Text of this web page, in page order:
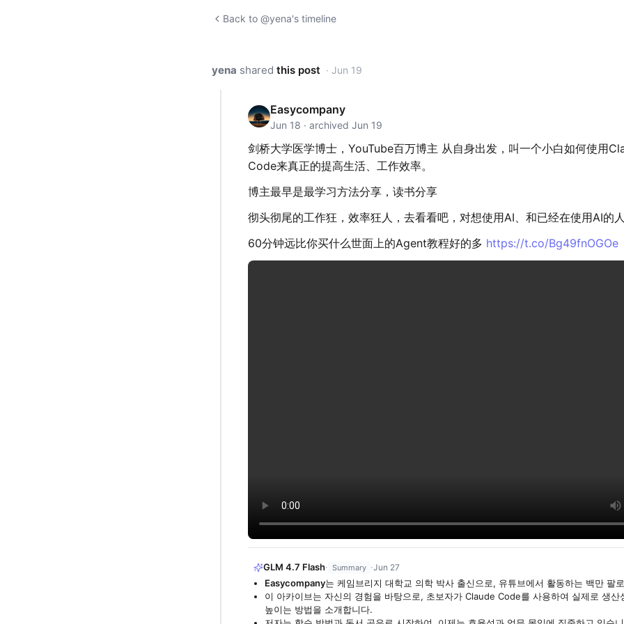
Back to @yena's timeline
yena shared this post · Jun 19
Easycompany
Jun 18 · archived Jun 19
剑桥大学医学博士，YouTube百万博主 从自身出发，叫一个小白如何使用
Code来真正的提高生活、工作效率。
博主最早是最学习方法分享，读书分享
彻头彻尾的工作狂，效率狂人，去看看吧，对想使用AI、和已经在使用AI的
60分钟远比你买什么世面上的Agent教程好的多 https://t.co/Bg49fnOGOe
GLM 4.7 Flash· Summary ·Jun 27
Easycompany⁠는 케임브리지 대학교 의학 박사 출신으로, 유튜브에서 활동하는 백만 팔
이 아카이브는 자신의 경험을 바탕으로, 초보자가 Claude Code를 사용하여 실제로 생산
높이는 방법을 소개합니다.